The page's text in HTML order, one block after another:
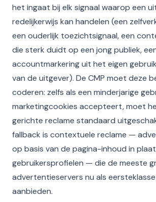
het ingaat bij elk signaal waarop een
redelijkerwijs kan handelen (een
een ouderlijk toezichtsignaal, een
die sterk duidt op een jong publiek,
accountmarkering uit het eigen
van de uitgever). De CMP moet deze
coderen: zelfs als een minderjarige
marketingcookies accepteert, moet
gerichte reclame standaard
fallback is contextuele reclame —
op basis van de pagina-inhoud in
gebruikersprofielen — die de meeste
advertentieservers nu als
aanbieden.